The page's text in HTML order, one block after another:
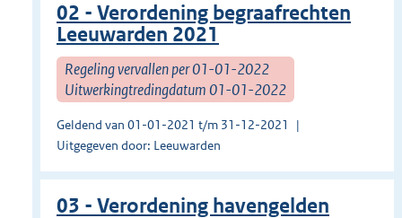
02 - Verordening begraafrechten
Leeuwarden 2021
Regeling vervallen per 01-01-2022
Uitwerkingtredingdatum 01-01-2022
Geldend van 01-01-2021 t/m 31-12-2021
Uitgegeven door: Leeuwarden
03 - Verordening havengelden